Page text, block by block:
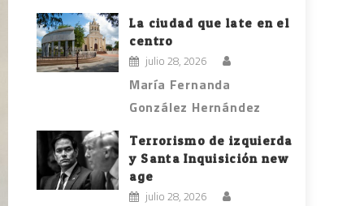
La ciudad que late en el
centro
julio 28, 2026
María Fernanda
González Hernández
Terrorismo de izquierda
y Santa Inquisición new
age
julio 28, 2026